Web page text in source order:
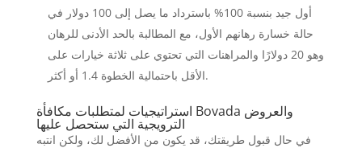
أول جيد بنسبة 100% باسترداد ما يصل إلى 100 دولار في
حالة خسارة رهانهم الأول، مع المطالبة بالحد الأدنى للرهان
وهو 20 دولارًا والمراهنات التي تحتوي على ثلاثة خيارات على
الأقل باحتمالية الخطوة 1.4 أو أكثر.
استراتيجيات لمتطلبات مكافأة Bovada والعروض
الترويجية التي ستحصل عليها
في حال قبول طريقتك، قد يكون من الأفضل لك، ولكن انتبه